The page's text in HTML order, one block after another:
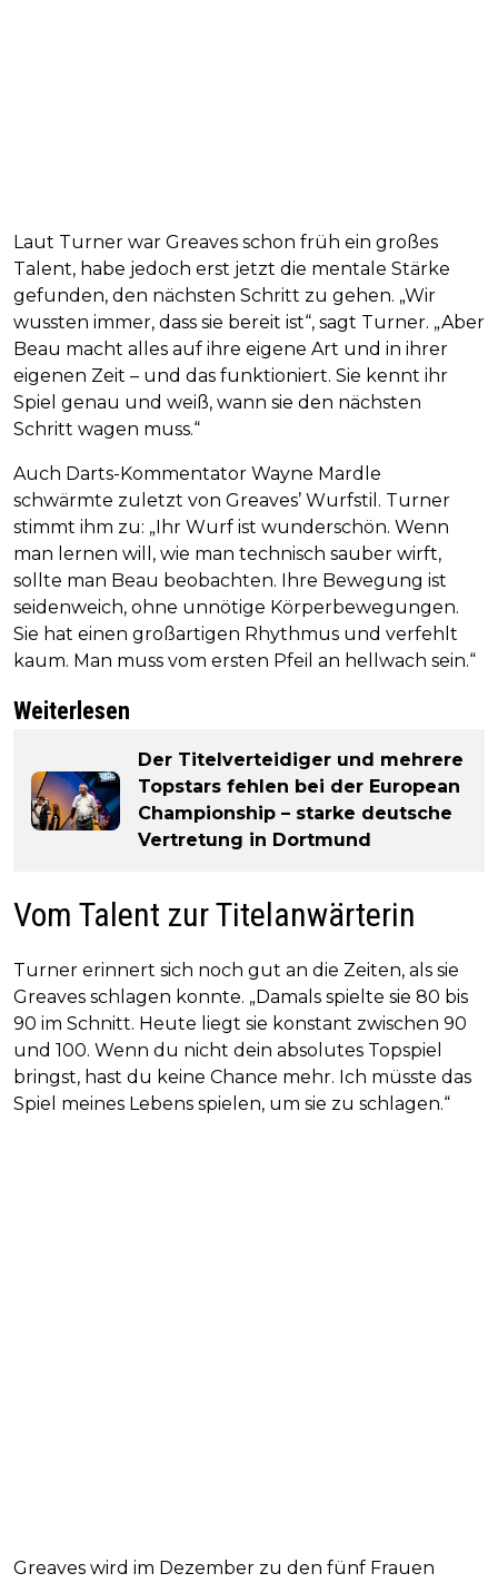
Laut Turner war Greaves schon früh ein großes
Talent, habe jedoch erst jetzt die mentale Stärke
gefunden, den nächsten Schritt zu gehen. „Wir
wussten immer, dass sie bereit ist“, sagt Turner. „Aber
Beau macht alles auf ihre eigene Art und in ihrer
eigenen Zeit – und das funktioniert. Sie kennt ihr
Spiel genau und weiß, wann sie den nächsten
Schritt wagen muss.“
Auch Darts-Kommentator Wayne Mardle
schwärmte zuletzt von Greaves’ Wurfstil. Turner
stimmt ihm zu: „Ihr Wurf ist wunderschön. Wenn
man lernen will, wie man technisch sauber wirft,
sollte man Beau beobachten. Ihre Bewegung ist
seidenweich, ohne unnötige Körperbewegungen.
Sie hat einen großartigen Rhythmus und verfehlt
kaum. Man muss vom ersten Pfeil an hellwach sein.“
Weiterlesen
Der Titelverteidiger und mehrere
Topstars fehlen bei der European
Championship – starke deutsche
Vertretung in Dortmund
Vom Talent zur Titelanwärterin
Turner erinnert sich noch gut an die Zeiten, als sie
Greaves schlagen konnte. „Damals spielte sie 80 bis
90 im Schnitt. Heute liegt sie konstant zwischen 90
und 100. Wenn du nicht dein absolutes Topspiel
bringst, hast du keine Chance mehr. Ich müsste das
Spiel meines Lebens spielen, um sie zu schlagen.“
Greaves wird im Dezember zu den fünf Frauen